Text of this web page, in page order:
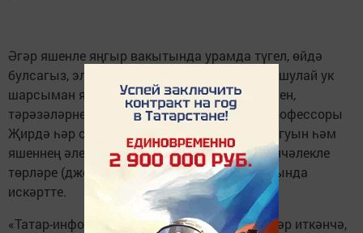
Әгәр яшенле яңгыр вакытында урамда түгел, өйдә
булсагыз, электр приборларын сүндерергә, шулай ук
шарсыман яшен бүлмәгә очып кермәсен өчен,
тәрәзәләрне яхшылап ябарга кирәк. КФУ профессоры
Җирдә һәр секунд саен якынча 100 яшен сугуын һәм
яшеннең әле күптән түгел генә ачылган үзенчәлекле
төрләре (джетлар, спрайтлар, эльфлар) турында
искәртте.
«Татар-информ» агентлыгы моңа кадәр хәбәр иткәнчә,